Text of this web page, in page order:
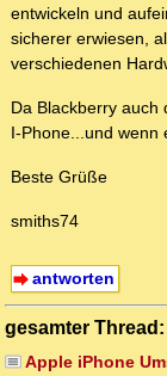
entwickeln und
sicherer erwiesen,
verschiedenen
Da Blackberry auch
I-Phone...und wenn
Beste Grüße
smiths74
antworten
gesamter Thread:
Apple iPhone